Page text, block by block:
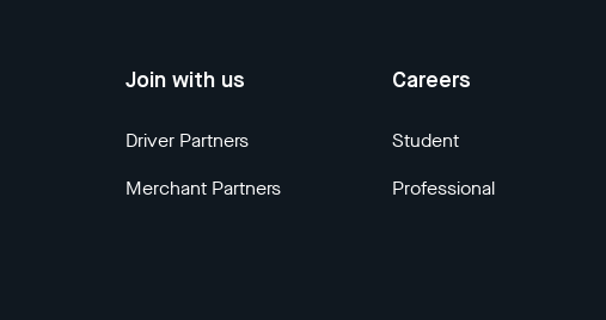
Join with us
Driver Partners
Merchant Partners
Careers
Student
Professional